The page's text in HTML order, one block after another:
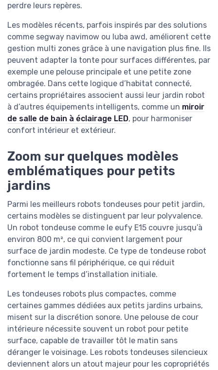
perdre leurs repères.
Les modèles récents, parfois inspirés par des solutions
comme segway navimow ou luba awd, améliorent cette
gestion multi zones grâce à une navigation plus fine. Ils
peuvent adapter la tonte pour surfaces différentes, par
exemple une pelouse principale et une petite zone
ombragée. Dans cette logique d’habitat connecté,
certains propriétaires associent aussi leur jardin robot
à d’autres équipements intelligents, comme un miroir
de salle de bain à éclairage LED, pour harmoniser
confort intérieur et extérieur.
Zoom sur quelques modèles
emblématiques pour petits
jardins
Parmi les meilleurs robots tondeuses pour petit jardin,
certains modèles se distinguent par leur polyvalence.
Un robot tondeuse comme le eufy E15 couvre jusqu’à
environ 800 m², ce qui convient largement pour
surface de jardin modeste. Ce type de tondeuse robot
fonctionne sans fil périphérique, ce qui réduit
fortement le temps d’installation initiale.
Les tondeuses robots plus compactes, comme
certaines gammes dédiées aux petits jardins urbains,
misent sur la discrétion sonore. Une pelouse de cour
intérieure nécessite souvent un robot pour petite
surface, capable de travailler tôt le matin sans
déranger le voisinage. Les robots tondeuses silencieux
deviennent alors un atout majeur pour les copropriétés